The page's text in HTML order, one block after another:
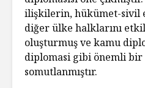
ilişkilerin, hükümet-sivil
diğer ülke halklarını
oluşturmuş ve kamu
diplomasi gibi önemli
somutlanmıştır.